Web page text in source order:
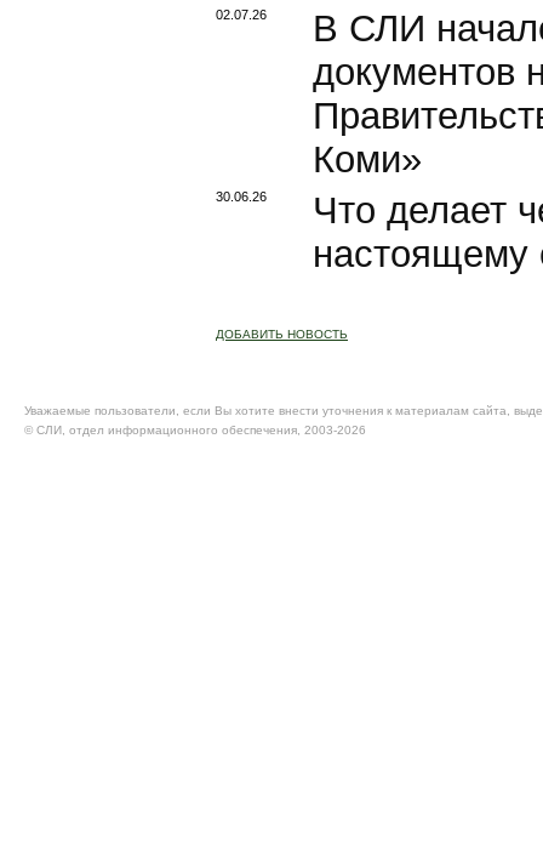
02.07.26
В СЛИ
документов
Коми»
30.06.26
Что делает
настоящему
ДОБАВИТЬ НОВОСТЬ
Уважаемые пользователи, если Вы хотите внести уточнения к материалам сайта,
© CЛИ, отдел информационного обеспечения, 2003-2026